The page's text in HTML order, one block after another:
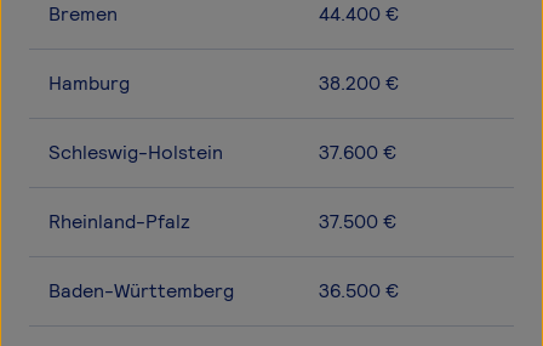
Bremen 44.400 €
Hamburg 38.200 €
Schleswig-Holstein 37.600 €
Rheinland-Pfalz 37.500 €
Baden-Württemberg 36.500 €